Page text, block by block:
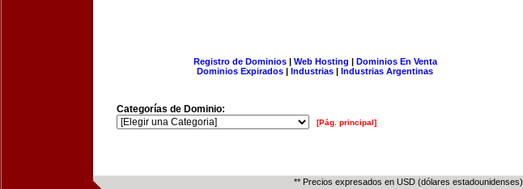
Registro de Dominios| Web Hosting | Dominios En Venta
Dominios Expirados | Industrias | Industrias Argentinas
Categorías de Dominio:
[Pág. principal]
** Precios expresados en USD (dólares estadounidenses)